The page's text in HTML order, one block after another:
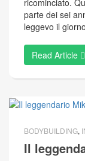
ricominciato.
parte dei sei
leggevo il
Read Article
BODYBUILDING,
Il